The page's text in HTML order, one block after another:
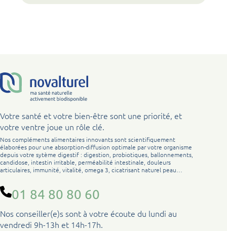
Votre santé et votre bien-être sont une priorité, et
votre ventre joue un rôle clé.
Nos compléments alimentaires innovants sont scientifiquement
élaborées pour une absorption-diffusion optimale par votre organisme
depuis votre sytème digestif : digestion, probiotiques, ballonnements,
candidose, intestin irritable, perméabilité intestinale, douleurs
articulaires, immunité, vitalité, omega 3, cicatrisant naturel peau…
01 84 80 80 60
Nos conseiller(e)s sont à votre écoute du lundi au
vendredi 9h-13h et 14h-17h.